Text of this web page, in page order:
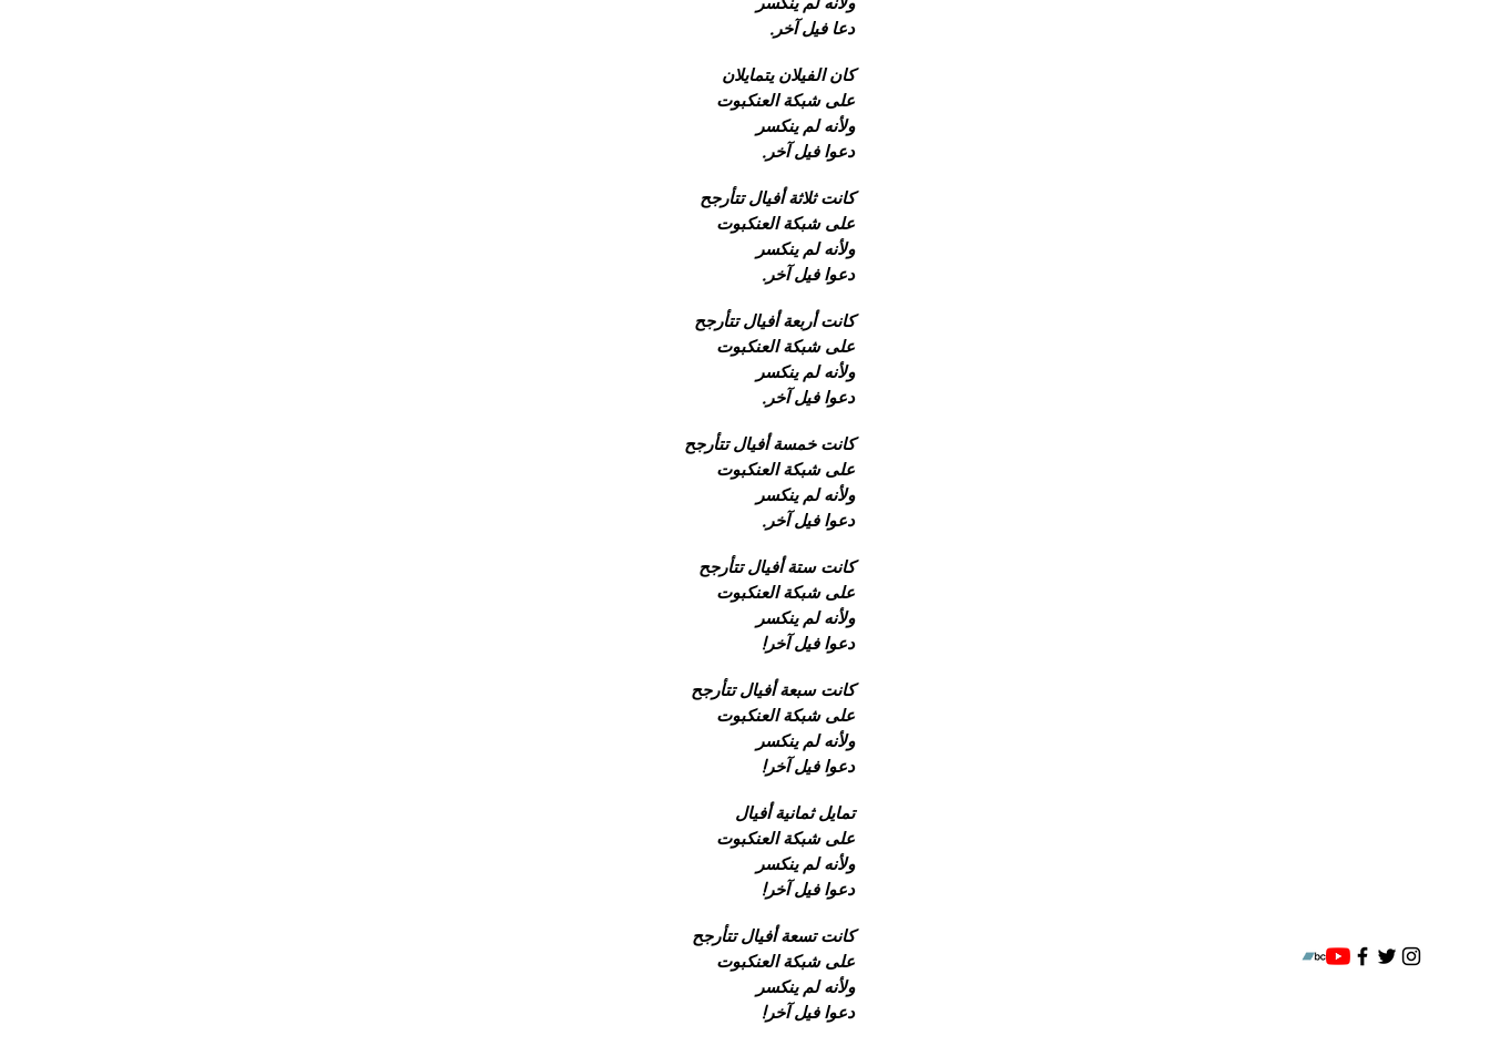
دعا فيل آخر.
كان الفيلان يتمايلان
على شبكة العنكبوت
ولأنه لم ينكسر
دعوا فيل آخر.
كانت ثلاثة أفيال تتأرجح
على شبكة العنكبوت
ولأنه لم ينكسر
دعوا فيل آخر.
كانت أربعة أفيال تتأرجح
على شبكة العنكبوت
ولأنه لم ينكسر
دعوا فيل آخر.
كانت خمسة أفيال تتأرجح
على شبكة العنكبوت
ولأنه لم ينكسر
دعوا فيل آخر.
كانت ستة أفيال تتأرجح
على شبكة العنكبوت
ولأنه لم ينكسر
دعوا فيل آخر!
كانت سبعة أفيال تتأرجح
على شبكة العنكبوت
ولأنه لم ينكسر
دعوا فيل آخر!
تمايل ثمانية أفيال
على شبكة العنكبوت
ولأنه لم ينكسر
دعوا فيل آخر!
كانت تسعة أفيال تتأرجح
على شبكة العنكبوت
ولأنه لم ينكسر
دعوا فيل آخر!